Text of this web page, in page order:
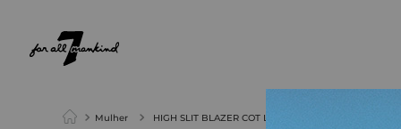
Mulher HIGH SLIT BLAZER COT LINEN BONE